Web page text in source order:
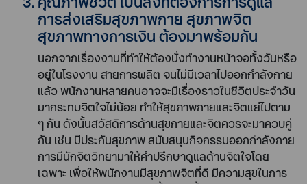
การส่งเสริมสุขภาพกาย สุขภาพจิต
สุขภาพทางการเงิน ต้องมาพร้อมกัน
นอกจากเรื่องงานที่ทำให้ต้องนั่งทำงานหน้าจอทั้งวันหรือ
อยู่ในโรงงาน สายการผลิต จนไม่มีเวลาไปออกกำลังกาย
แล้ว พนักงานหลายคนอาจจะมีเรื่องราวในชีวิตประจำวัน
มากระทบจิตใจไม่น้อย ทำให้สุขภาพกายและจิตแย่ไปตาม
ๆ กัน ดังนั้นสวัสดิการด้านสุขกายและจิตควรจะมาควบคู่
กัน เช่น มีประกันสุขภาพ สนับสนุนกิจกรรมออกกำลังกาย
การมีนักจิตวิทยามาให้คำปรึกษาดูแลด้านจิตใจโดย
เฉพาะ เพื่อให้พนักงานมีสุขภาพจิตที่ดี มีความสุขในการ